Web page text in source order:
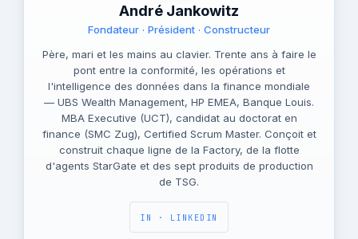
André Jankowitz
Fondateur · Président · Constructeur
Père, mari et les mains au clavier. Trente ans à faire le
pont entre la conformité, les opérations et
l'intelligence des données dans la finance mondiale
— UBS Wealth Management, HP EMEA, Banque Louis.
MBA Executive (UCT), candidat au doctorat en
finance (SMC Zug), Certified Scrum Master. Conçoit et
construit chaque ligne de la Factory, de la flotte
d'agents StarGate et des sept produits de production
de TSG.
IN · LINKEDIN